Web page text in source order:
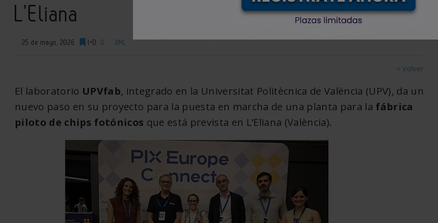
L’Eliana
25 de mayo, 2026 I+D 0 XML
< Volver
El laboratorio UPVfab, integrado en la Universitat Politècnica de València (UPV), da un
nuevo paso en su proyecto para la puesta en marcha de una planta para la fábrica
piloto de chips fotónicos que está prevista en L’Eliana (València).